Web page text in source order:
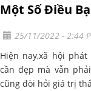
Một Số Điều
25/11/2022 - 2:44
Hiện nay,xã hội
cần đẹp mà vẫn
cũng đòi hỏi giá trị